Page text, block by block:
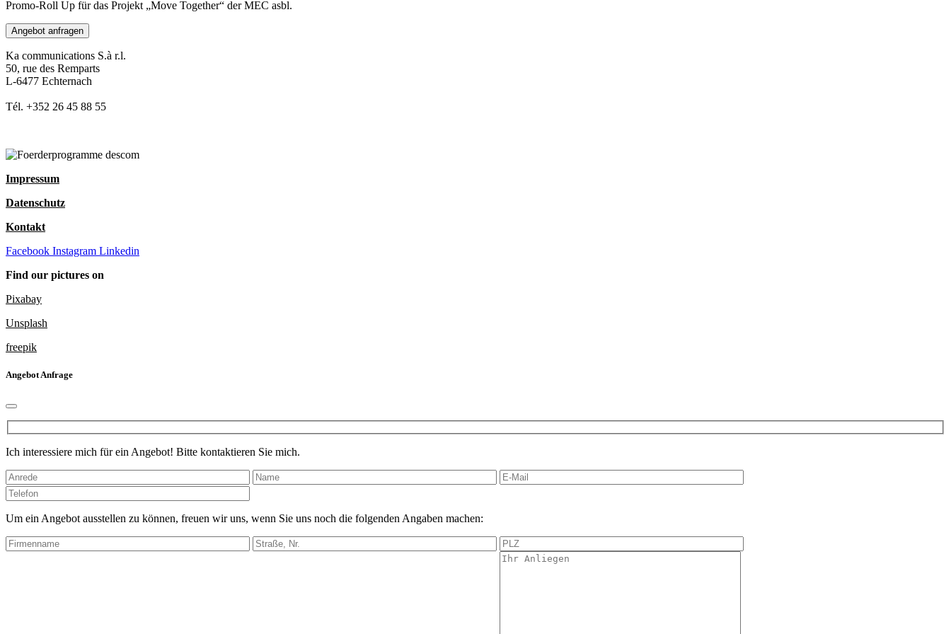
Promo-Roll Up für das Projekt „Move Together“ der MEC asbl.
Angebot anfragen
Ka communications S.à r.l.
50, rue des Remparts
L-6477 Echternach
Tél. +352 26 45 88 55
Impressum
Datenschutz
Kontakt
Facebook Instagram Linkedin
Find our pictures on
Pixabay
Unsplash
freepik
Angebot Anfrage
Ich interessiere mich für ein Angebot! Bitte kontaktieren Sie mich.
Bitte
lasse
dieses
leer.
Um ein Angebot ausstellen zu können, freuen wir uns, wenn Sie uns noch die folgenden Angaben machen: